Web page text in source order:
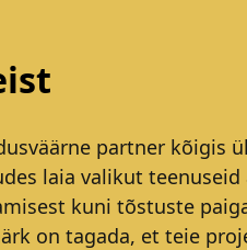
partner kõigis
laia valikut teenuseid
kuni tõstuste
on tagada, et teie